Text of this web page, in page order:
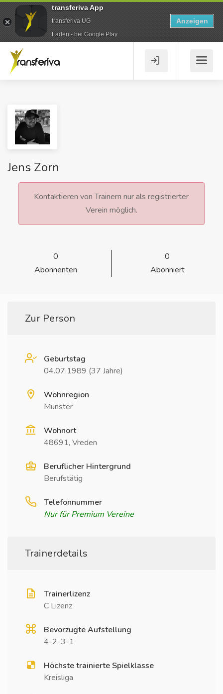
Jens Zorn
Kontaktieren von Trainern nur als registrierter
Verein möglich.
0
Abonnenten
0
Abonniert
Zur Person
Geburtstag
04.07.1989 (37 Jahre)
Wohnregion
Münster
Wohnort
48691, Vreden
Beruflicher Hintergrund
Berufstätig
Telefonnummer
Nur für Premium Vereine
Trainerdetails
Trainerlizenz
C Lizenz
Bevorzugte Aufstellung
4-2-3-1
Höchste trainierte Spielklasse
Kreisliga
transferiva App
transferiva UG
Laden - bei Google Play
Anzeigen